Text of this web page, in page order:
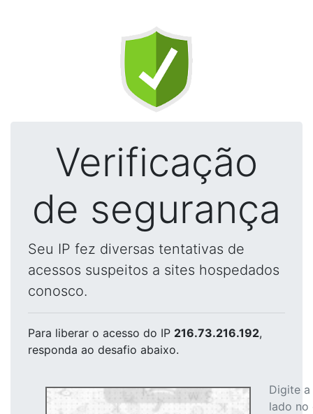
Verificação
de segurança
Seu IP fez diversas tentativas de
acessos suspeitos a sites hospedados
conosco.
Para liberar o acesso do IP 216.73.216.192,
responda ao desafio abaixo.
Digite
lado no